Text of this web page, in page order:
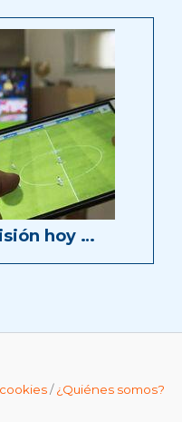
hoy …
/¿Quiénes somos?